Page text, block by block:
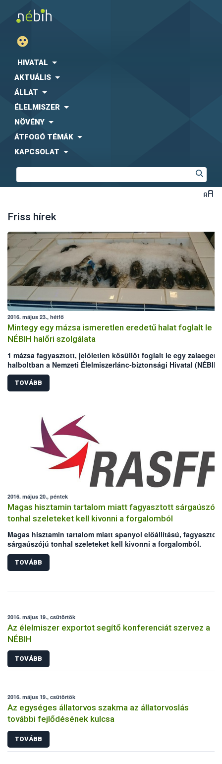
HIVATAL
AKTUÁLIS
ÁLLAT
ÉLELMISZER
NÖVÉNY
ÁTFOGÓ TÉMÁK
KAPCSOLAT
Friss hírek
2016. május 23., hétfő
Mintegy egy mázsa ismeretlen eredetű halat foglalt le a
NÉBIH halőri szolgálata
1 mázsa fagyasztott, jelöletlen kősüllőt foglalt le egy
halboltban a Nemzeti Élelmiszerlánc-biztonsági Hivatal (NÉBIH)
Állami Halőri Szolgálata (ÁHSZ). Az ÁHSZ kiemelt feladata az
orvhalászok és az általuk illegálisan zsákmányolt hal és
haltermékek értékesítőinek leleplezése. Ennek érdekében egy
TOVÁBB
2016. május 20., péntek
Magas hisztamin tartalom miatt fagyasztott sárgaúszójú
tonhal szeleteket kell kivonni a forgalomból
Magas hisztamin tartalom miatt spanyol előállítású,
sárgaúszójú tonhal szeleteket kell kivonni a forgalomból.
TOVÁBB
2016. május 19., csütörtök
Az élelmiszer exportot segítő konferenciát szervez a
NÉBIH
TOVÁBB
2016. május 19., csütörtök
Az egységes állatorvos szakma az állatorvoslás
további fejlődésének kulcsa
TOVÁBB